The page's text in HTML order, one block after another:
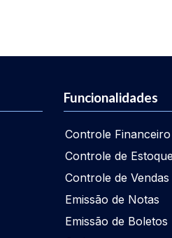
Funcionalidades
Controle Financeiro
Controle de
Controle de Vendas
Emissão de Notas
Emissão de Boletos